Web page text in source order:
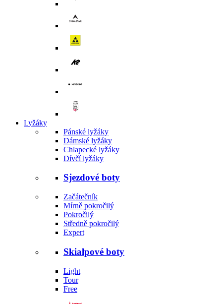
Lyžáky
Pánské lyžáky
Dámské lyžáky
Chlapecké lyžáky
Dívčí lyžáky
Sjezdové boty
Začátečník
Mírně pokročilý
Pokročilý
Středně pokročilý
Expert
Skialpové boty
Light
Tour
Free